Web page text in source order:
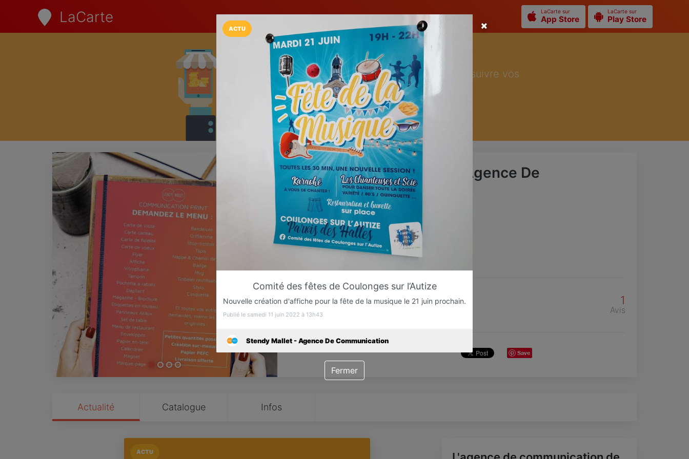
LaCarte LaCarte sur
App Store
LaCarte sur
Play Store
Installez l'App LaCarte
Téléchargez gratuitement l'app LaCarte pour suivre vos
commerces favoris et ne rien rater !
Télécharger Plus tard
Stendy Mallet - Agence De
Communication
Agence de communication
Coulonges-sur-l'Autize
Favori Contacter
Ouvert jusqu'à 18:00 1
Avis
Save
Actualité Catalogue Infos
ACTU
ACTU
Comité des fêtes de Coulonges sur l’Autize
Nouvelle création d'affiche pour la fête de la musique le 21 juin prochain.
Publié le samedi 11 juin 2022 à 13h43
Stendy Mallet - Agence De Communication
Fermer